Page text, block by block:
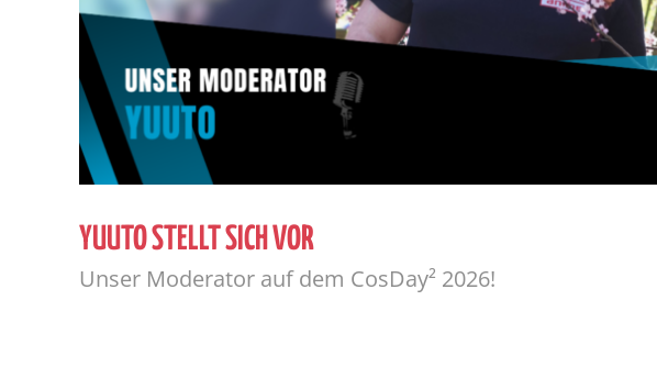
YUUTO STELLT SICH VOR
Unser Moderator auf dem CosDay² 2026!